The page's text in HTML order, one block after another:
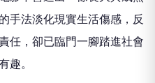
手法淡化現實生活傷感，反
任，卻已臨門一腳踏進社會
趣。